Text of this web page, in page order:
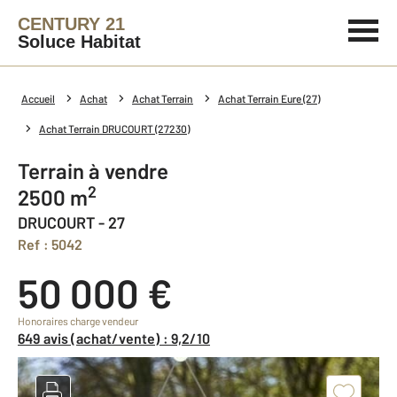
CENTURY 21
Soluce Habitat
Accueil Achat Achat Terrain Achat Terrain Eure (27)
Achat Terrain DRUCOURT (27230)
Terrain à vendre
2500 m2
DRUCOURT - 27
Ref : 5042
50 000 €
Honoraires charge vendeur
649 avis (achat/vente) : 9,2/10